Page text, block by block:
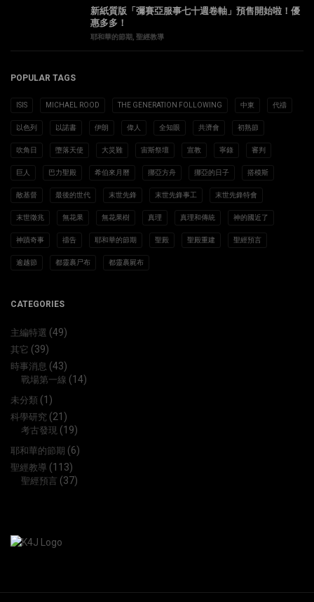
新紙質版「彌賽亞服事七十週卷軸」預售開始啦！優
惠多多！
耶和華的節期 聖經教導
POPULAR TAGS
ISIS MICHAEL ROOD THE GENERATION FOLLOWING 中東 代禱
以色列 以諾書 伊朗 偉人 全知眼 共濟會 初熟節
吹角日 墮落天使 大災難 宙斯祭壇 宣教 寧錄 審判
巨人 巴力聖殿 希伯來月曆 挪亞方舟 挪亞的日子 搭模斯
敵基督 最後的世代 末世先鋒 末世先鋒事工 末世先鋒特會
末世徵兆 無花果 無花果樹 真理 真理和傳統 神的國近了
神蹟奇事 禱告 耶和華的節期 聖殿 聖殿重建 聖經預言
逾越節 都靈裹尸布 都靈裹屍布
CATEGORIES
主編特選 (49)
其它 (39)
時事消息 (43)
戰場第一線 (14)
未分類 (1)
科學研究 (21)
考古發現 (19)
耶和華的節期 (6)
聖經教導 (113)
聖經預言 (37)